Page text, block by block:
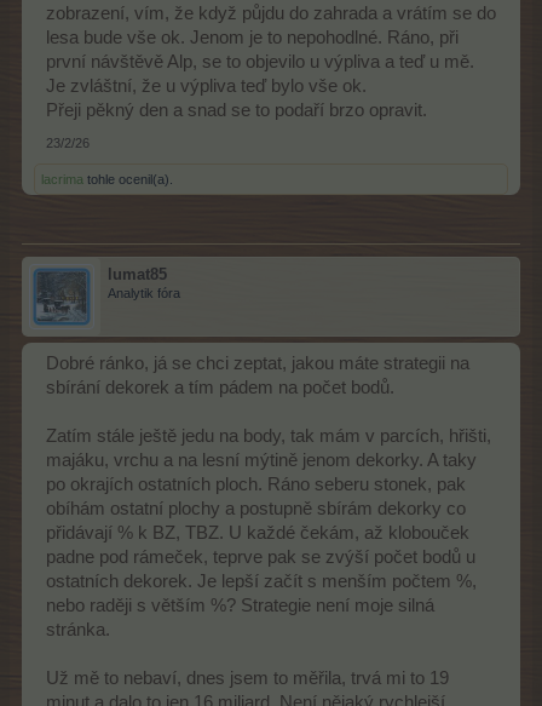
zobrazení, vím, že když půjdu do zahrada a vrátím se do
lesa bude vše ok. Jenom je to nepohodlné. Ráno, při
první návštěvě Alp, se to objevilo u výpliva a teď u mě.
Je zvláštní, že u výpliva teď bylo vše ok.
Přeji pěkný den a snad se to podaří brzo opravit.
23/2/26
lacrima tohle ocenil(a).
lumat85
Analytik fóra
Dobré ránko, já se chci zeptat, jakou máte strategii na
sbírání dekorek a tím pádem na počet bodů.
Zatím stále ještě jedu na body, tak mám v parcích, hřišti,
majáku, vrchu a na lesní mýtině jenom dekorky. A taky
po okrajích ostatních ploch. Ráno seberu stonek, pak
obíhám ostatní plochy a postupně sbírám dekorky co
přidávají % k BZ, TBZ. U každé čekám, až klobouček
padne pod rámeček, teprve pak se zvýší počet bodů u
ostatních dekorek. Je lepší začít s menším počtem %,
nebo raději s větším %? Strategie není moje silná
stránka.
Už mě to nebaví, dnes jsem to měřila, trvá mi to 19